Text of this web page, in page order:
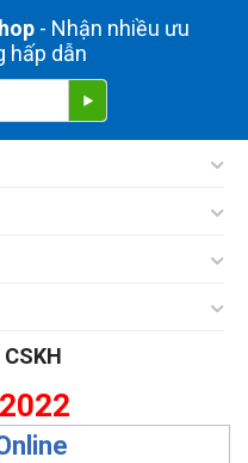
- Nhận nhiều ưu
hấp dẫn